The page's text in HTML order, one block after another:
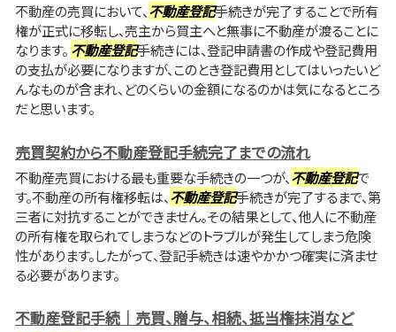
不動産の売買において、不動産登記手続きが完了することで所有
権が正式に移転し、売主から買主へと無事に不動産が渡ることに
なります。 不動産登記手続きには、登記申請書の作成や登記費用
の支払が必要になりますが、このとき登記費用としてはいったいど
んなものが含まれ、どのくらいの金額になるのかは気になるところ
だと思います。
売買契約から不動産登記手続完了までの流れ
不動産売買における最も重要な手続きの一つが、不動産登記で
す。不動産の所有権移転は、不動産登記手続きが完了するまで、第
三者に対抗することができません。その結果として、他人に不動産
の所有権を取られてしまうなどのトラブルが発生してしまう危険
性があります。したがって、登記手続きは速やかかつ確実に済ませ
る必要があります。
不動産登記手続｜売買、贈与、相続、抵当権抹消など